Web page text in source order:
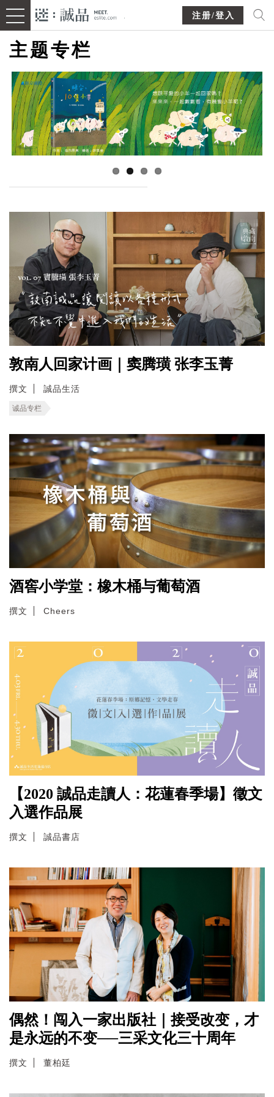
注册/登入
主题专栏
敦南人回家计画｜窦腾璜 张李玉菁
撰文 誠品生活
诚品专栏
酒窖小学堂：橡木桶与葡萄酒
撰文 Cheers
【2020 誠品走讀人：花蓮春季場】徵文
入選作品展
撰文 誠品書店
偶然！闯入一家出版社｜接受改变，才
是永远的不变──三采文化三十周年
撰文 董柏廷